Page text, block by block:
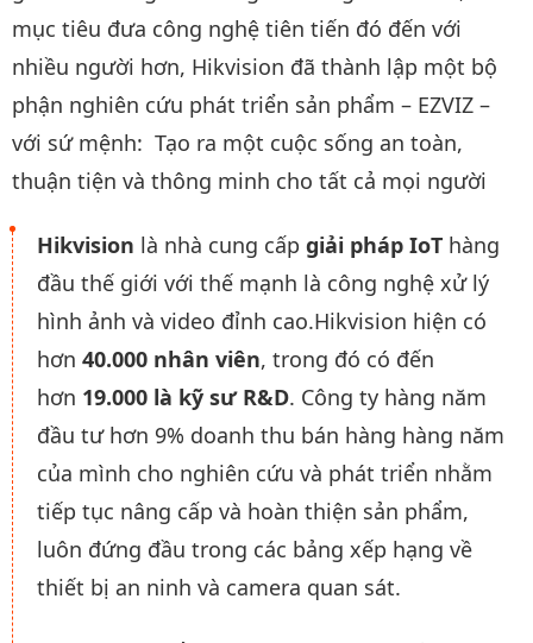
mục tiêu đưa công nghệ tiên tiến đó đến với
nhiều người hơn, Hikvision đã thành lập một bộ
phận nghiên cứu phát triển sản phẩm – EZVIZ –
với sứ mệnh: Tạo ra một cuộc sống an toàn,
thuận tiện và thông minh cho tất cả mọi người
Hikvision là nhà cung cấp giải pháp IoT hàng
đầu thế giới với thế mạnh là công nghệ xử lý
hình ảnh và video đỉnh cao.Hikvision hiện có
hơn 40.000 nhân viên, trong đó có đến
hơn 19.000 là kỹ sư R&D. Công ty hàng năm
đầu tư hơn 9% doanh thu bán hàng hàng năm
của mình cho nghiên cứu và phát triển nhằm
tiếp tục nâng cấp và hoàn thiện sản phẩm,
luôn đứng đầu trong các bảng xếp hạng về
thiết bị an ninh và camera quan sát.